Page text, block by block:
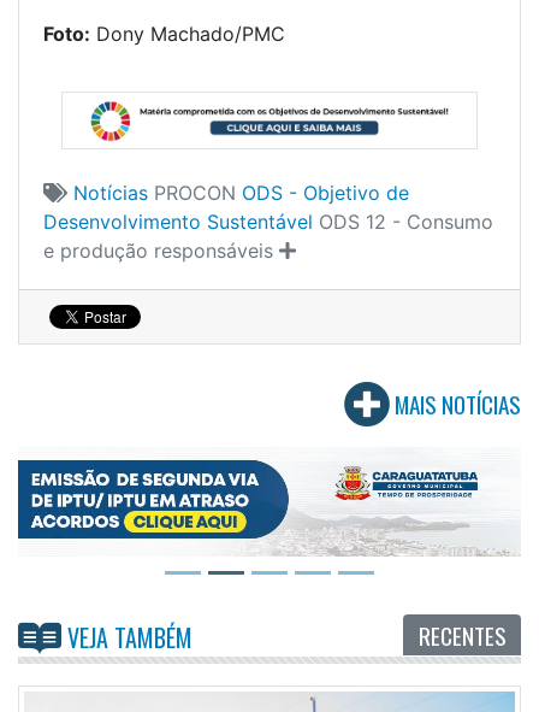
Foto: Dony Machado/PMC
Notícias PROCON ODS - Objetivo de
Desenvolvimento Sustentável ODS 12 - Consumo
e produção responsáveis
MAIS NOTÍCIAS
VEJA TAMBÉM RECENTES